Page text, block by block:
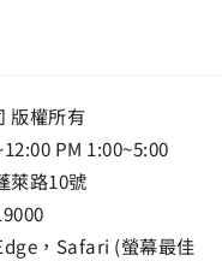
版權所有
PM 1:00~5:00
萊路10號
，Safari (螢幕最佳